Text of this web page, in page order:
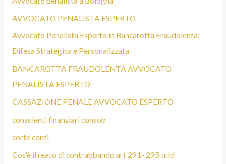
AVVOCATO PENALISTA ESPERTO
Avvocato Penalista Esperto in Bancarotta Fraudolenta:
Difesa Strategica e Personalizzata
BANCAROTTA FRAUDOLENTA AVVOCATO
PENALISTA ESPERTO
CASSAZIONE PENALE AVVOCATO ESPERTO
consulenti finanziari consob
corte conti
Cos'è il reato di contrabbando art 291- 295 tuld